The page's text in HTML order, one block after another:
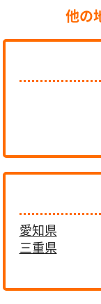
他の
愛知県
三重県